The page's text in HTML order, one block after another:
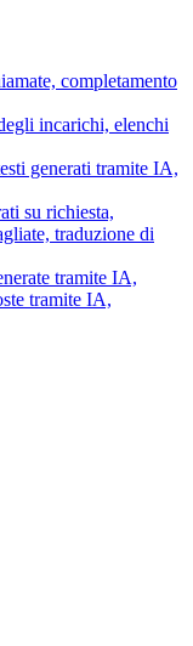
completamento
incarichi, elenchi
generati tramite IA,
su richiesta,
traduzione di
tramite IA,
tramite IA,